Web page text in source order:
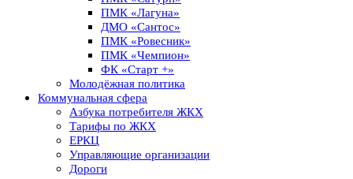
ПМК «Лагуна»
ДМО «Сантос»
ПМК «Ровесник»
ПМК «Чемпион»
ФК «Старт +»
Молодёжная политика
Коммунальная сфера
Азбука потребителя ЖКХ
Тарифы по ЖКХ
ЕРКЦ
Управляющие организации
Дороги